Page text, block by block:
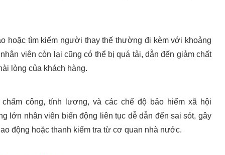
hoặc tìm kiếm người thay thế thường đi kèm với khoảng
viên còn lại cũng có thể bị quá tải, dẫn đến giảm chất
lòng của khách hàng.
công, tính lương, và các chế độ bảo hiểm xã hội
lớn nhân viên biến động liên tục dễ dẫn đến sai sót, gây
động hoặc thanh kiểm tra từ cơ quan nhà nước.